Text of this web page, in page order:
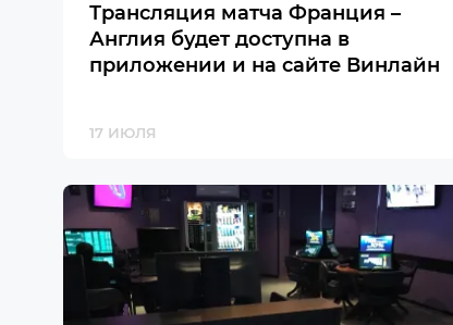
Трансляция матча Франция –
Англия будет доступна в
приложении и на сайте Винлайн
17 ИЮЛЯ